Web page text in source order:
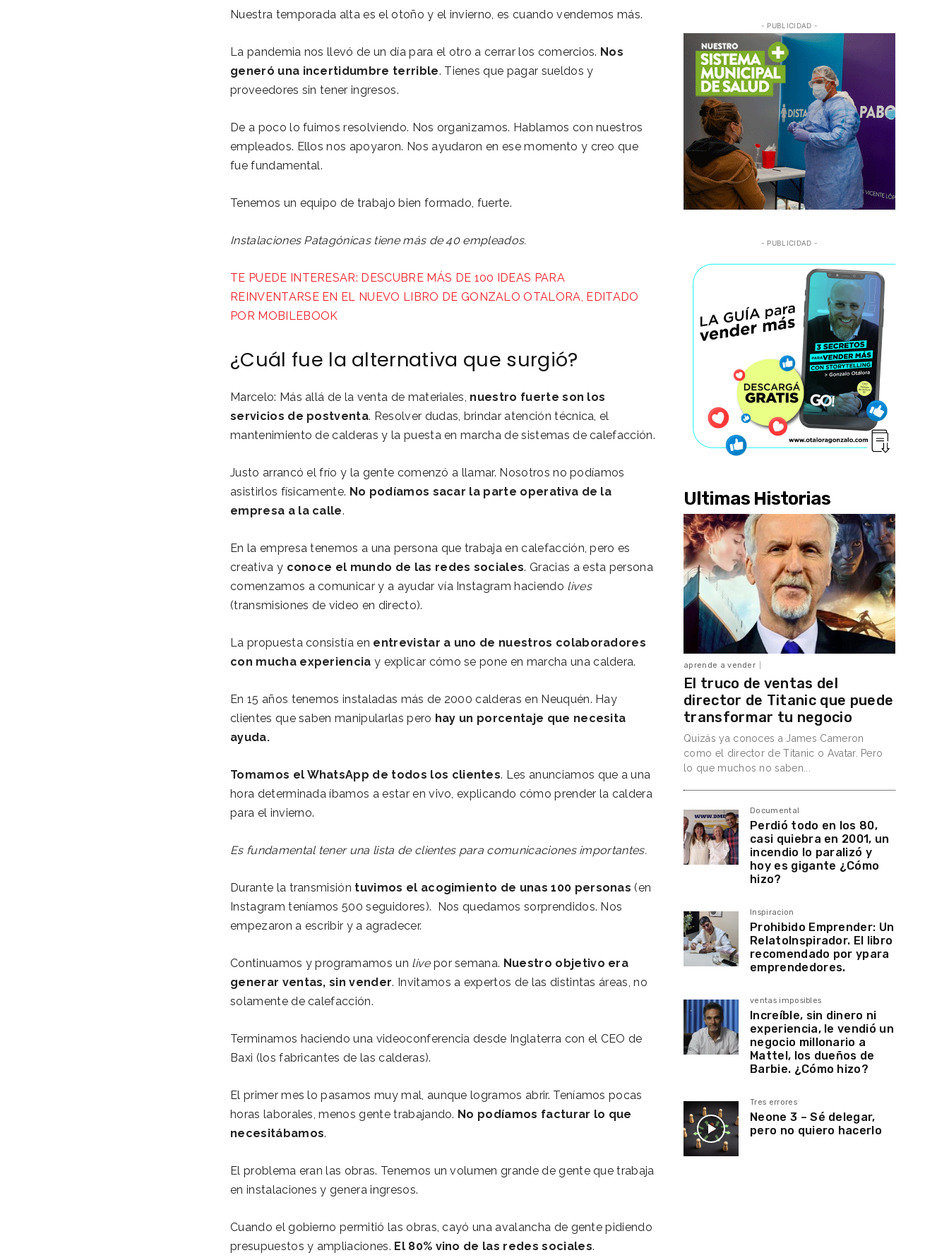
Nuestra temporada alta es el otoño y el invierno, es cuando vendemos más.
La pandemia nos llevó de un día para el otro a cerrar los comercios. Nos
generó una incertidumbre terrible. Tienes que pagar sueldos y
proveedores sin tener ingresos.
De a poco lo fuimos resolviendo. Nos organizamos. Hablamos con nuestros
empleados. Ellos nos apoyaron. Nos ayudaron en ese momento y creo que
fue fundamental.
Tenemos un equipo de trabajo bien formado, fuerte.
Instalaciones Patagónicas tiene más de 40 empleados.
TE PUEDE INTERESAR: DESCUBRE MÁS DE 100 IDEAS PARA
REINVENTARSE EN EL NUEVO LIBRO DE GONZALO OTALORA, EDITADO
POR MOBILEBOOK
¿Cuál fue la alternativa que surgió?
Marcelo: Más allá de la venta de materiales, nuestro fuerte son los
servicios de postventa. Resolver dudas, brindar atención técnica, el
mantenimiento de calderas y la puesta en marcha de sistemas de calefacción.
Justo arrancó el frío y la gente comenzó a llamar. Nosotros no podíamos
asistirlos físicamente. No podíamos sacar la parte operativa de la
empresa a la calle.
En la empresa tenemos a una persona que trabaja en calefacción, pero es
creativa y conoce el mundo de las redes sociales. Gracias a esta persona
comenzamos a comunicar y a ayudar vía Instagram haciendo lives
(transmisiones de video en directo).
La propuesta consistía en entrevistar a uno de nuestros colaboradores
con mucha experiencia y explicar cómo se pone en marcha una caldera.
En 15 años tenemos instaladas más de 2000 calderas en Neuquén. Hay
clientes que saben manipularlas pero hay un porcentaje que necesita
ayuda.
Tomamos el WhatsApp de todos los clientes. Les anunciamos que a una
hora determinada íbamos a estar en vivo, explicando cómo prender la caldera
para el invierno.
Es fundamental tener una lista de clientes para comunicaciones importantes.
Durante la transmisión tuvimos el acogimiento de unas 100 personas (en
Instagram teníamos 500 seguidores). Nos quedamos sorprendidos. Nos
empezaron a escribir y a agradecer.
Continuamos y programamos un live por semana. Nuestro objetivo era
generar ventas, sin vender. Invitamos a expertos de las distintas áreas, no
solamente de calefacción.
Terminamos haciendo una videoconferencia desde Inglaterra con el CEO de
Baxi (los fabricantes de las calderas).
El primer mes lo pasamos muy mal, aunque logramos abrir. Teníamos pocas
horas laborales, menos gente trabajando. No podíamos facturar lo que
necesitábamos.
El problema eran las obras. Tenemos un volumen grande de gente que trabaja
en instalaciones y genera ingresos.
Cuando el gobierno permitió las obras, cayó una avalancha de gente pidiendo
presupuestos y ampliaciones. El 80% vino de las redes sociales.
- PUBLICIDAD -
- PUBLICIDAD -
Ultimas Historias
aprende a vender
El truco de ventas del
director de Titanic que puede
transformar tu negocio
Quizás ya conoces a James Cameron
como el director de Titanic o Avatar. Pero
lo que muchos no saben...
Documental
Perdió todo en los 80,
casi quiebra en 2001, un
incendio lo paralizó y
hoy es gigante ¿Cómo
hizo?
Inspiracion
Prohibido Emprender: Un
RelatoInspirador. El libro
recomendado por ypara
emprendedores.
ventas imposibles
Increíble, sin dinero ni
experiencia, le vendió un
negocio millonario a
Mattel, los dueños de
Barbie. ¿Cómo hizo?
Tres errores
Neone 3 – Sé delegar,
pero no quiero hacerlo